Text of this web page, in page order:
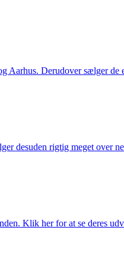
Derudover sælger de
desuden rigtig meget over
Klik her for at se deres